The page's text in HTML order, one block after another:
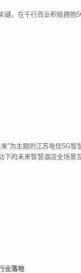
键。在千行百业积极拥
”为主题的江苏电信5G
的未来智慧酒店全场景
业落地